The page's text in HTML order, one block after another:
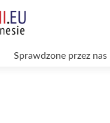
Sprawdzone przez nas